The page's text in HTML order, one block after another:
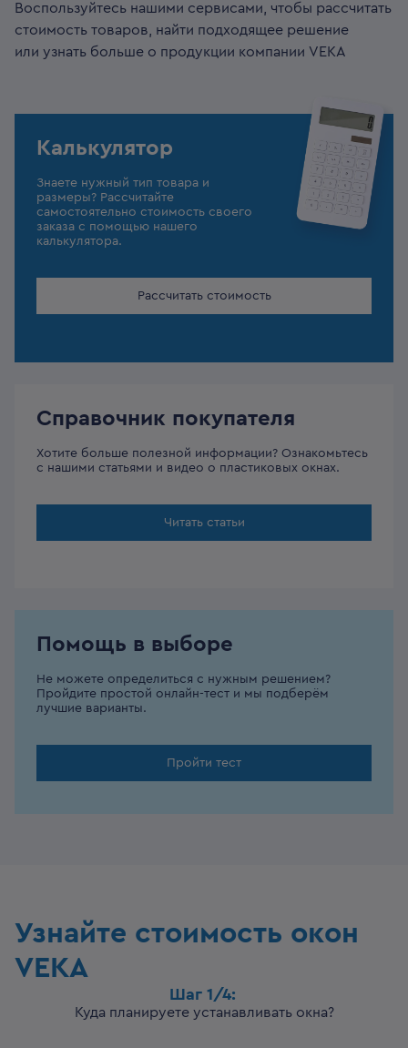
Воспользуйтесь нашими сервисами, чтобы рассчитать
стоимость товаров, найти подходящее решение
или узнать больше о продукции компании VEKA
Калькулятор
Знаете нужный тип товара и
размеры? Рассчитайте
самостоятельно стоимость своего
заказа с помощью нашего
калькулятора.
Рассчитать стоимость
Справочник покупателя
Хотите больше полезной информации? Ознакомьтесь
с нашими статьями и видео о пластиковых окнах.
Читать статьи
Помощь в выборе
Не можете определиться с нужным решением?
Пройдите простой онлайн-тест и мы подберём
лучшие варианты.
Пройти тест
Узнайте стоимость окон
VEKA
Шаг 1/4:
Куда планируете устанавливать окна?